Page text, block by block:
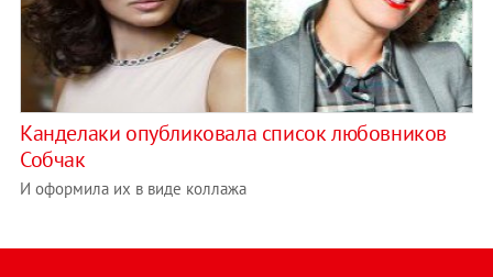
Канделаки опубликовала список любовников
Собчак
И оформила их в виде коллажа